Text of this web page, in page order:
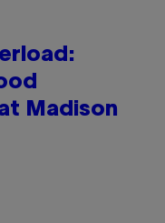
Madison